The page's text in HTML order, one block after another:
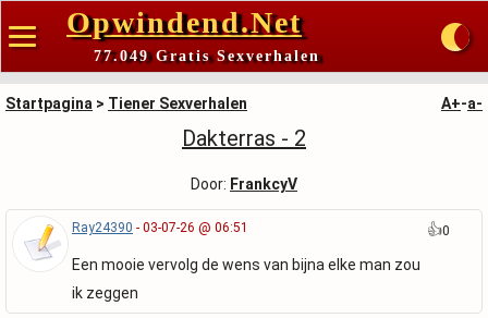
Opwindend.Net
77.049 Gratis Sexverhalen
Startpagina > Tiener Sexverhalen A+-a-
Dakterras - 2
Door: FrankcyV
Ray24390 - 03-07-26 @ 06:51
Een mooie vervolg de wens van bijna elke man zou
ik zeggen
👍0